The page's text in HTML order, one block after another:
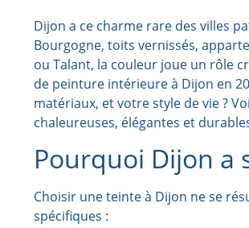
Dijon a ce charme rare des villes
Bourgogne, toits vernissés,
ou Talant, la couleur joue un rôle
de peinture intérieure à Dijon en
matériaux, et votre style de vie ?
chaleureuses, élégantes et
Pourquoi Dijon a
Choisir une teinte à Dijon ne se
spécifiques :